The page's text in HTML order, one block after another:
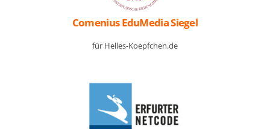
Comenius EduMedia Siegel
für Helles-Koepfchen.de